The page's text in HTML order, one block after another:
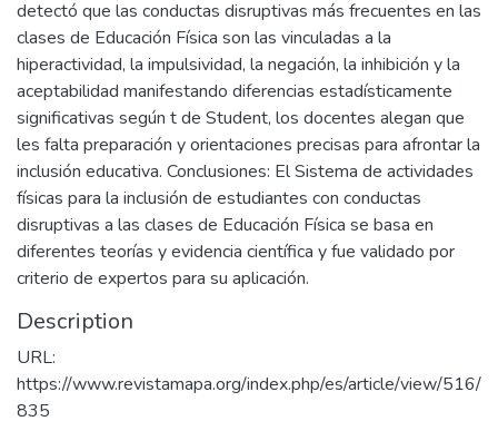
detectó que las conductas disruptivas más frecuentes en las
clases de Educación Física son las vinculadas a la
hiperactividad, la impulsividad, la negación, la inhibición y la
aceptabilidad manifestando diferencias estadísticamente
significativas según t de Student, los docentes alegan que
les falta preparación y orientaciones precisas para afrontar la
inclusión educativa. Conclusiones: El Sistema de actividades
físicas para la inclusión de estudiantes con conductas
disruptivas a las clases de Educación Física se basa en
diferentes teorías y evidencia científica y fue validado por
criterio de expertos para su aplicación.
Description
URL:
https://www.revistamapa.org/index.php/es/article/view/516/
835